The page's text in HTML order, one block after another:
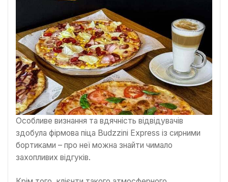
Особливе визнання та вдячність відвідувачів
здобула фірмова піца Budzzini Express із сирними
бортиками – про неї можна знайти чимало
захопливих відгуків.